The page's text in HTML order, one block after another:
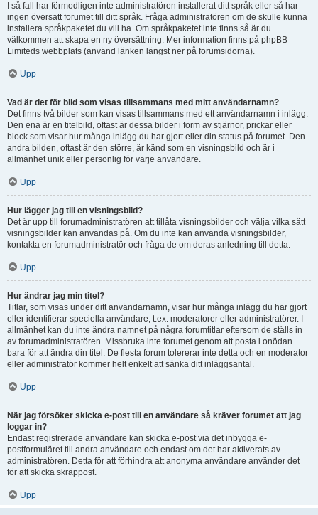
I så fall har förmodligen inte administratören installerat ditt språk eller så har
ingen översatt forumet till ditt språk. Fråga administratören om de skulle kunna
installera språkpaketet du vill ha. Om språkpaketet inte finns så är du
välkommen att skapa en ny översättning. Mer information finns på phpBB
Limiteds webbplats (använd länken längst ner på forumsidorna).
Upp
Vad är det för bild som visas tillsammans med mitt användarnamn?
Det finns två bilder som kan visas tillsammans med ett användarnamn i inlägg.
Den ena är en titelbild, oftast är dessa bilder i form av stjärnor, prickar eller
block som visar hur många inlägg du har gjort eller din status på forumet. Den
andra bilden, oftast är den större, är känd som en visningsbild och är i
allmänhet unik eller personlig för varje användare.
Upp
Hur lägger jag till en visningsbild?
Det är upp till forumadministratören att tillåta visningsbilder och välja vilka sätt
visningsbilder kan användas på. Om du inte kan använda visningsbilder,
kontakta en forumadministratör och fråga de om deras anledning till detta.
Upp
Hur ändrar jag min titel?
Titlar, som visas under ditt användarnamn, visar hur många inlägg du har gjort
eller identifierar speciella användare, t.ex. moderatorer eller administratörer. I
allmänhet kan du inte ändra namnet på några forumtitlar eftersom de ställs in
av forumadministratören. Missbruka inte forumet genom att posta i onödan
bara för att ändra din titel. De flesta forum tolererar inte detta och en moderator
eller administratör kommer helt enkelt att sänka ditt inläggsantal.
Upp
När jag försöker skicka e-post till en användare så kräver forumet att jag
loggar in?
Endast registrerade användare kan skicka e-post via det inbygga e-
postformuläret till andra användare och endast om det har aktiverats av
administratören. Detta för att förhindra att anonyma användare använder det
för att skicka skräppost.
Upp